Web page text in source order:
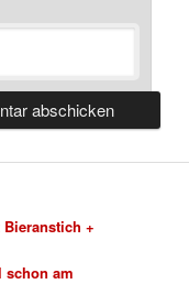
+
schon am